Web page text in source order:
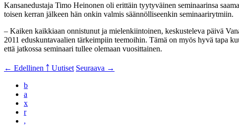
Kansanedustaja Timo Heinonen oli erittäin tyytyväinen seminaarinsa
toisen kerran jälkeen hän onkin valmis säännölliseenkin seminaarirytmiin.
– Kaiken kaikkiaan onnistunut ja mielenkiintoinen, keskusteleva päivä
2011 eduskuntavaalien tärkeimpiin teemoihin. Tämä on myös hyvä tapa
että jatkossa seminaari tullee olemaan vuosittainen.
← Edellinen ￪ Uutiset Seuraava →
b
a
x
r
,